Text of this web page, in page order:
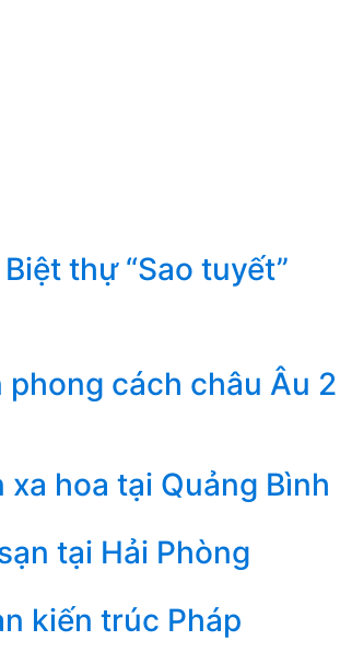
thự “Sao tuyết”
cách châu Âu
hoa tại Quảng Bình
tại Hải Phòng
kiến trúc Pháp